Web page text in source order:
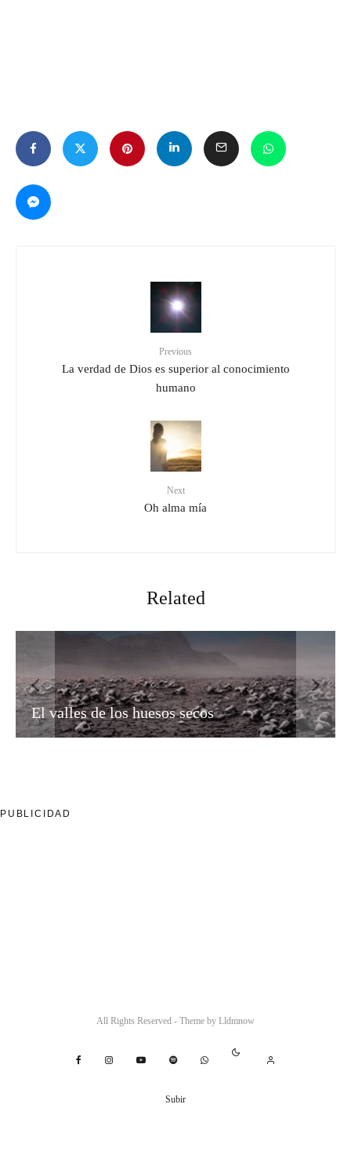
Previous
La verdad de Dios es superior al conocimiento
humano
Next
Oh alma mía
Related
los huesos secos Imposible
PUBLICIDAD
All Rights Reserved - Theme by Lldmnow
Subir